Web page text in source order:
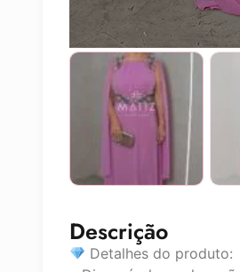
Descrição
Detalhes do produto: